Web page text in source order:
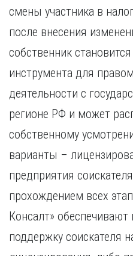
Магнитогорск
Махачкала
Мурманск
Н
Набережные Челны
Нижний Новгород
Нижний Тагил
Новокузнецк
смены участника в
после внесения
собственник
инструмента для
деятельности с
регионе РФ и может
собственному
варианты –
предприятия
прохождением всех
Консалт»
поддержку соискателя